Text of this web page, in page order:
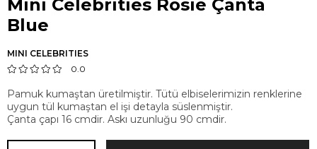
Mini Celebrities Rosie Çanta
Blue
MINI CELEBRITIES
0.0
Pamuk kumaştan üretilmiştir. Tütü elbiselerimizin renklerine
uygun tül kumaştan el işi detayla süslenmiştir.
Çanta çapı 16 cmdir. Askı uzunluğu 90 cmdir.